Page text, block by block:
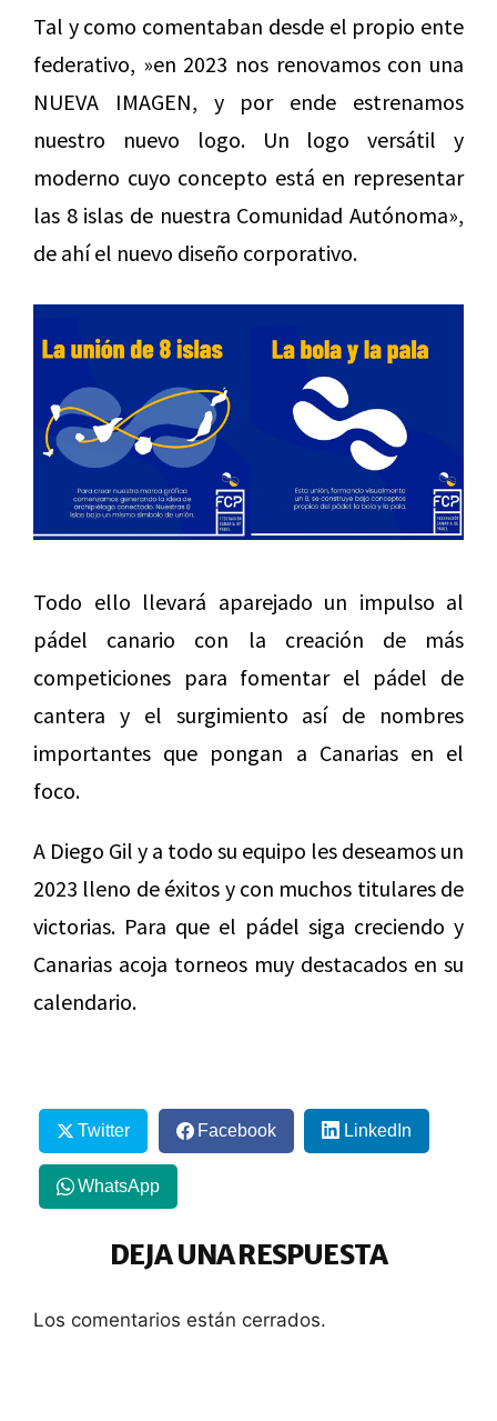
Tal y como comentaban desde el propio ente
federativo, »en 2023 nos renovamos con una
NUEVA IMAGEN, y por ende estrenamos
nuestro nuevo logo. Un logo versátil y
moderno cuyo concepto está en representar
las 8 islas de nuestra Comunidad Autónoma»,
de ahí el nuevo diseño corporativo.
Todo ello llevará aparejado un impulso al
pádel canario con la creación de más
competiciones para fomentar el pádel de
cantera y el surgimiento así de nombres
importantes que pongan a Canarias en el
foco.
A Diego Gil y a todo su equipo les deseamos un
2023 lleno de éxitos y con muchos titulares de
victorias. Para que el pádel siga creciendo y
Canarias acoja torneos muy destacados en su
calendario.
Twitter Facebook LinkedIn
WhatsApp
DEJA UNA RESPUESTA
Los comentarios están cerrados.